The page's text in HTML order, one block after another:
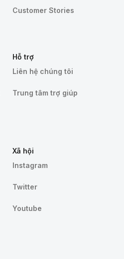
Customer Stories
Hỗ trợ
Liên hệ chúng tôi
Trung tâm trợ giúp
Xã hội
Instagram
Twitter
Youtube